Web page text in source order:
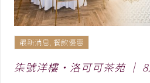
最新消息, 餐飲優惠
柒號洋樓・洛可可茶苑 │